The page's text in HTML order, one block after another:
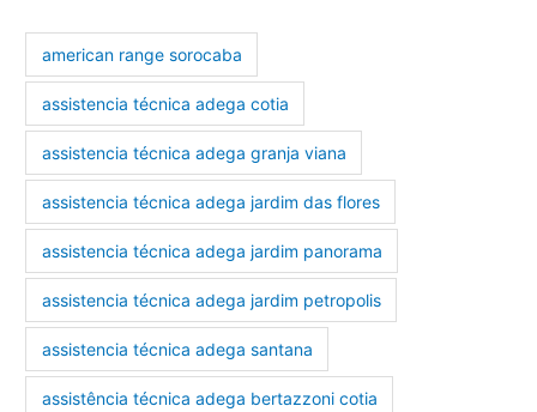
american range sorocaba
assistencia técnica adega cotia
assistencia técnica adega granja viana
assistencia técnica adega jardim das flores
assistencia técnica adega jardim panorama
assistencia técnica adega jardim petropolis
assistencia técnica adega santana
assistência técnica adega bertazzoni cotia